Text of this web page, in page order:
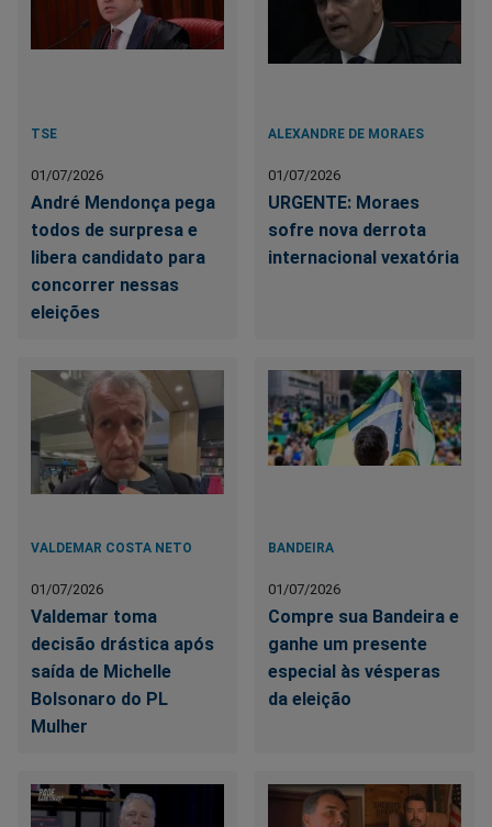
TSE
01/07/2026
André Mendonça pega
todos de surpresa e
libera candidato para
concorrer nessas
eleições
ALEXANDRE DE MORAES
01/07/2026
URGENTE: Moraes
sofre nova derrota
internacional vexatória
VALDEMAR COSTA NETO
01/07/2026
Valdemar toma
decisão drástica após
saída de Michelle
Bolsonaro do PL
Mulher
BANDEIRA
01/07/2026
Compre sua Bandeira e
ganhe um presente
especial às vésperas
da eleição